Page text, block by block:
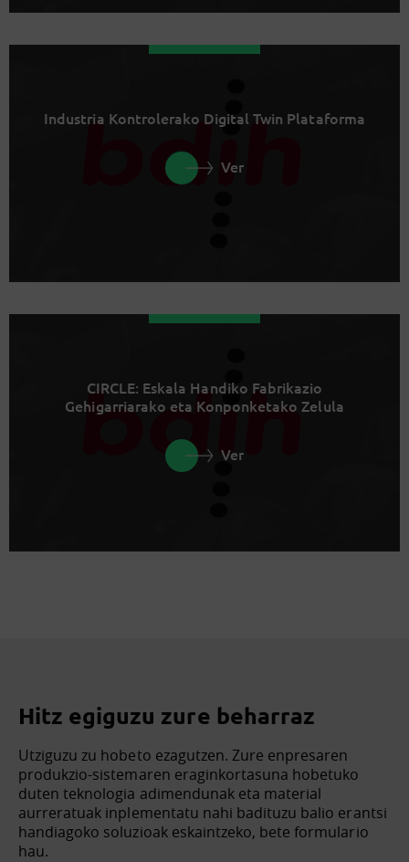
Industria Kontrolerako Digital Twin Plataforma
Ver
CIRCLE: Eskala Handiko Fabrikazio
Gehigarriarako eta Konponketako Zelula
Ver
Hitz egiguzu zure beharraz
Utziguzu zu hobeto ezagutzen. Zure enpresaren
produkzio-sistemaren eraginkortasuna hobetuko
duten teknologia adimendunak eta material
aurreratuak inplementatu nahi badituzu balio erantsi
handiagoko soluzioak eskaintzeko, bete formulario
hau.